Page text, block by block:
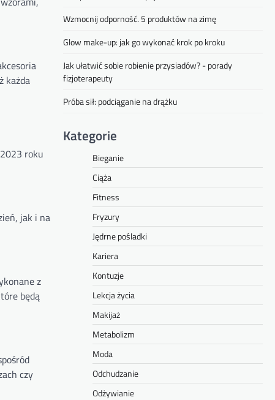
każda
roku
jak i na
z
będą
czy
Wzmocnij odporność. 5 produktów na zimę
Glow make-up: jak go wykonać krok po kroku
Jak ułatwić sobie robienie przysiadów? - porady
fizjoterapeuty
Próba sił: podciąganie na drążku
Kategorie
Bieganie
Ciąża
Fitness
Fryzury
Jędrne pośladki
Kariera
Kontuzje
Lekcja życia
Makijaż
Metabolizm
Moda
Odchudzanie
Odżywianie